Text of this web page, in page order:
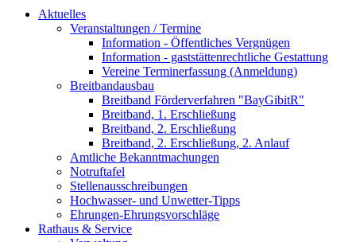
Aktuelles
Veranstaltungen / Termine
Information - Öffentliches Vergnügen
Information - gaststättenrechtliche Gestattung
Vereine Terminerfassung (Anmeldung)
Breitbandausbau
Breitband Förderverfahren "BayGibitR"
Breitband, 1. Erschließung
Breitband, 2. Erschließung
Breitband, 2. Erschließung, 2. Anlauf
Amtliche Bekanntmachungen
Notruftafel
Stellenausschreibungen
Hochwasser- und Unwetter-Tipps
Ehrungen-Ehrungsvorschläge
Rathaus & Service